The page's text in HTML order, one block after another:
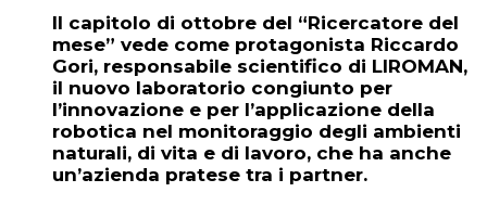
Il capitolo di ottobre del “Ricercatore del
mese” vede come protagonista Riccardo
Gori, responsabile scientifico di LIROMAN,
il nuovo laboratorio congiunto per
l’innovazione e per l’applicazione della
robotica nel monitoraggio degli ambienti
naturali, di vita e di lavoro, che ha anche
un’azienda pratese tra i partner.